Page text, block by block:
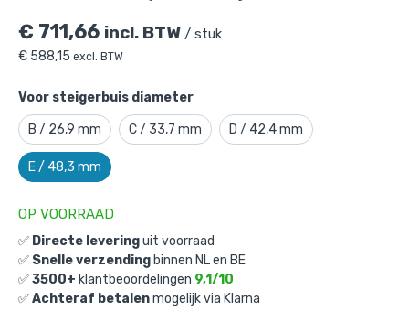
€ 711,66 incl. BTW / stuk
€ 588,15 excl. BTW
Voor steigerbuis diameter
B / 26,9 mm C / 33,7 mm D / 42,4 mm
E / 48,3 mm
OP VOORRAAD
✅ Directe leveringuit voorraad
✅ Snelle verzending binnen NL en BE
✅3500+ klantbeoordelingen 9,1/10
✅Achteraf betalenmogelijk via Klarna
Doos Dubbel oogdeel in 1 lijn - zwart-
E / 48,3 mm (60 stuks)
Gekozen aantal: x
€711,66 incl. BTW/ stuk
€588,15 excl. BTW
Ga naar winkelmandje